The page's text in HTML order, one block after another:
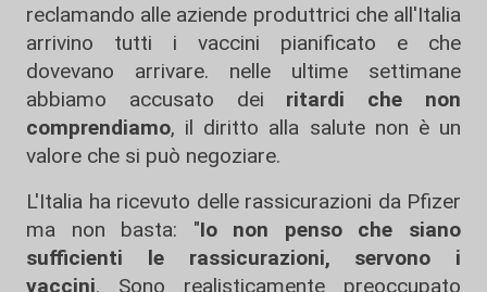
reclamando alle aziende produttrici che all'Italia
arrivino tutti i vaccini pianificato e che
dovevano arrivare. nelle ultime settimane
abbiamo accusato dei ritardi che non
comprendiamo, il diritto alla salute non è un
valore che si può negoziare.
L'Italia ha ricevuto delle rassicurazioni da Pfizer
ma non basta: "Io non penso che siano
sufficienti le rassicurazioni, servono i
vaccini. Sono realisticamente preoccupato